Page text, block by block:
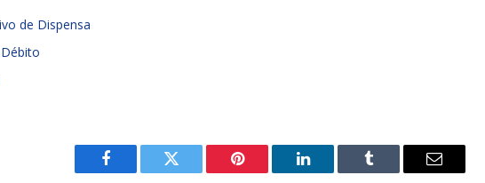
de Dispensa
Facebook Twitter Pinterest LinkedIn Tumblr
E-